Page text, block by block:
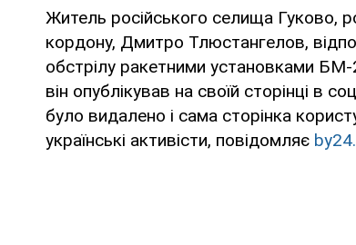
Житель російського селища Гуково,
кордону, Дмитро Тлюстангелов,
обстрілу ракетними установками БМ-
він опублікував на своїй сторінці в
було видалено і сама сторінка
українські активісти, повідомляє